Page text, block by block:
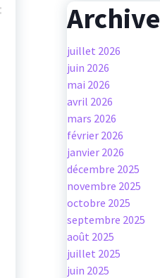
Archive
juillet 2026
juin 2026
mai 2026
avril 2026
mars 2026
février 2026
janvier 2026
décembre 2025
novembre 2025
octobre 2025
septembre 2025
août 2025
juillet 2025
juin 2025